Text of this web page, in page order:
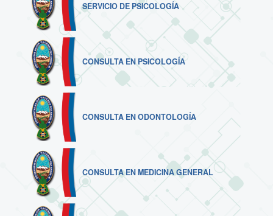
SERVICIO DE PSICOLOGÍA
CONSULTA EN PSICOLOGÍA
CONSULTA EN ODONTOLOGÍA
CONSULTA EN MEDICINA GENERAL